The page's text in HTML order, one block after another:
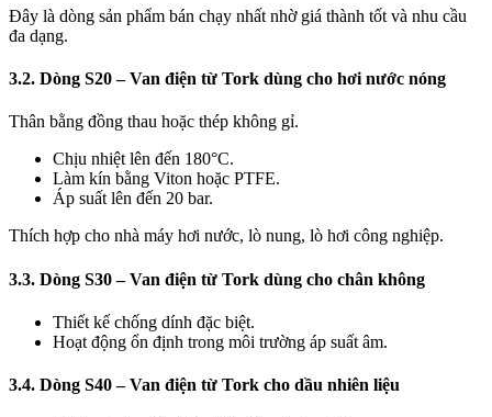
Đây là dòng sản phẩm bán chạy nhất nhờ giá thành tốt và nhu cầu
đa dạng.
3.2. Dòng S20 – Van điện từ Tork dùng cho hơi nước nóng
Thân bằng đồng thau hoặc thép không gỉ.
Chịu nhiệt lên đến 180°C.
Làm kín bằng Viton hoặc PTFE.
Áp suất lên đến 20 bar.
Thích hợp cho nhà máy hơi nước, lò nung, lò hơi công nghiệp.
3.3. Dòng S30 – Van điện từ Tork dùng cho chân không
Thiết kế chống dính đặc biệt.
Hoạt động ổn định trong môi trường áp suất âm.
3.4. Dòng S40 – Van điện từ Tork cho dầu nhiên liệu